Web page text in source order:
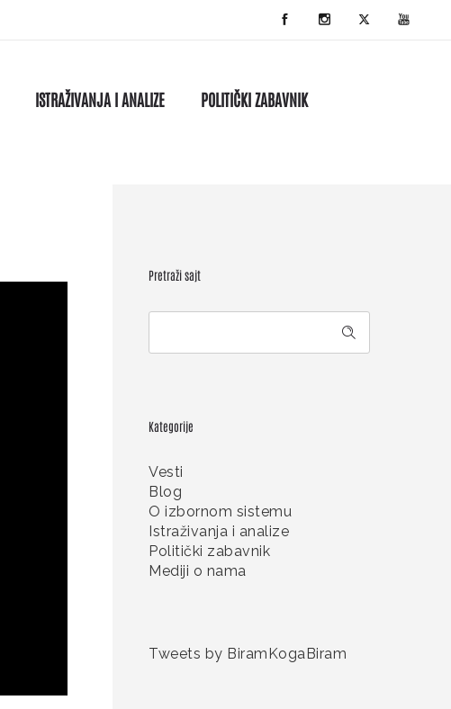
ISTRAŽIVANJA I ANALIZE POLITIČKI ZABAVNIK
Pretraži sajt
Kategorije
Vesti
Blog
O izbornom sistemu
Istraživanja i analize
Politički zabavnik
Mediji o nama
Tweets by BiramKogaBiram